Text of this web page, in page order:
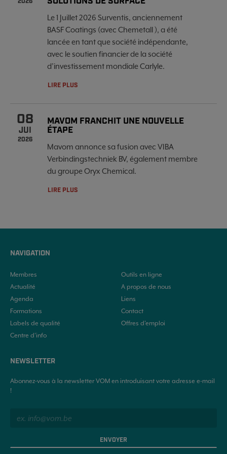
Le 1 Juillet 2026 Surventis, anciennement
BASF Coatings (avec Chemetall ), a été
lancée en tant que société indépendante,
avec le soutien financier de la société
d’investissement mondiale Carlyle.
LIRE PLUS
08
JUI
2026
MAVOM FRANCHIT UNE NOUVELLE
ÉTAPE
Mavom annonce sa fusion avec VIBA
Verbindingstechniek BV, également membre
du groupe Oryx Chemical.
LIRE PLUS
NAVIGATION
Membres
Actualité
Agenda
Formations
Labels de qualité
Centre d’info
Outils en ligne
A propos de nous
Liens
Contact
Offres d'emploi
NEWSLETTER
Abonnez-vous à la newsletter VOM en introduisant votre adresse e-mail
!
ENVOYER